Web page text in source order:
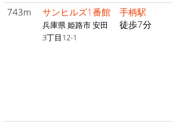
743m サンヒルズ1番館
兵庫県 姫路市 安田
3丁目12-1
手柄駅
徒歩7分